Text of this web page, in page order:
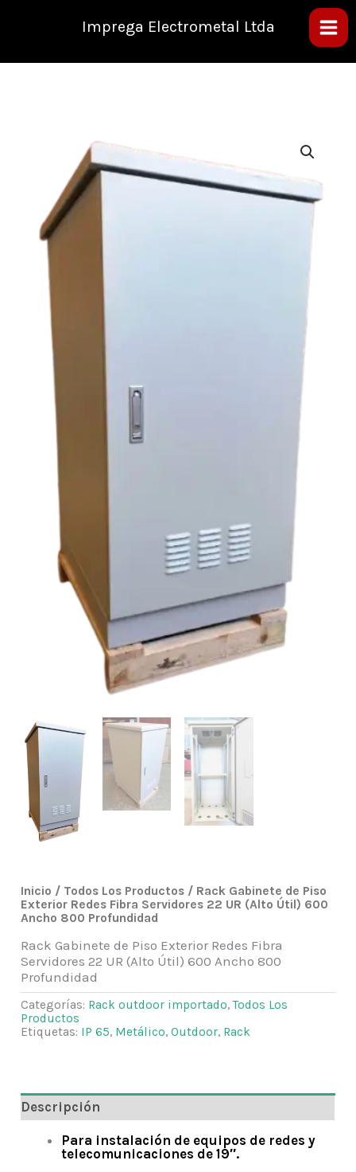
Imprega Electrometal Ltda
Inicio / Todos Los Productos / Rack Gabinete de Piso
Exterior Redes Fibra Servidores 22 UR (Alto Útil) 600
Ancho 800 Profundidad
Rack Gabinete de Piso Exterior Redes Fibra
Servidores 22 UR (Alto Útil) 600 Ancho 800
Profundidad
Categorías: Rack outdoor importado,Todos Los
Productos
Etiquetas: IP 65, Metálico,Outdoor, Rack
Descripción
Para instalación de equipos de redes y
telecomunicaciones de 19″.